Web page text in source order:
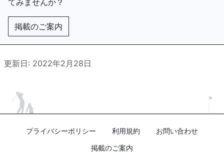
てみませんか？
掲載のご案内
更新日: 2022年2月28日
プライバシーポリシー 利用規約
お問い合わせ
掲載のご案内